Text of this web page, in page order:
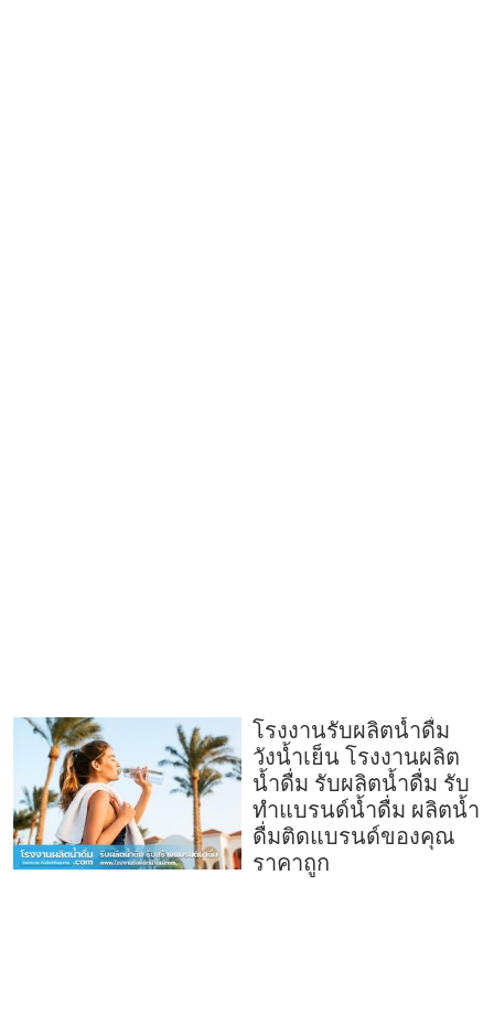
โรงงานรับผลิตน้ำดื่ม
วังน้ำเย็น โรงงานผลิต
น้ำดื่ม รับผลิตน้ำดื่ม รับ
ทำแบรนด์น้ำดื่ม ผลิตน้ำ
ดื่มติดแบรนด์ของคุณ
ราคาถูก